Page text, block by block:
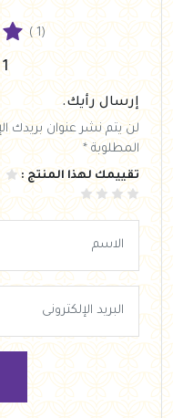
( 1)
1 التقييمات
إرسال رأيك.
لن يتم نشر عنوان بريدك
المطلوبة *
تقييمك لهذا المنتج :